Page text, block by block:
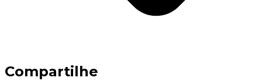
Compartilhe